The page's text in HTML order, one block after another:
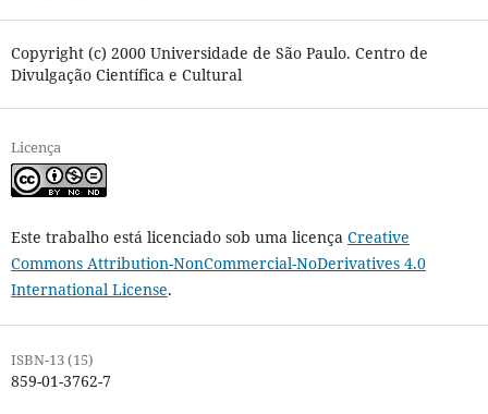
Copyright (c) 2000 Universidade de São Paulo. Centro de
Divulgação Científica e Cultural
Licença
Este trabalho está licenciado sob uma licença Creative
Commons Attribution-NonCommercial-NoDerivatives 4.0
International License.
ISBN-13 (15)
859-01-3762-7